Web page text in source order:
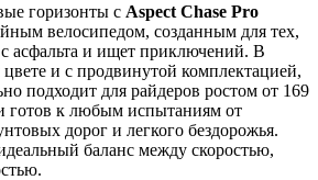
горизонты с Aspect Chase Pro
велосипедом, созданным для тех,
с асфальта и ищет приключений. В
и с продвинутой комплектацией,
подходит для райдеров ростом от 169
готов к любым испытаниям от
дорог и легкого бездорожья.
баланс между скоростью,